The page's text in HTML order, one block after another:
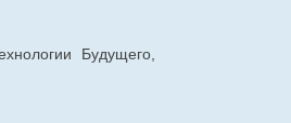
Будущего,